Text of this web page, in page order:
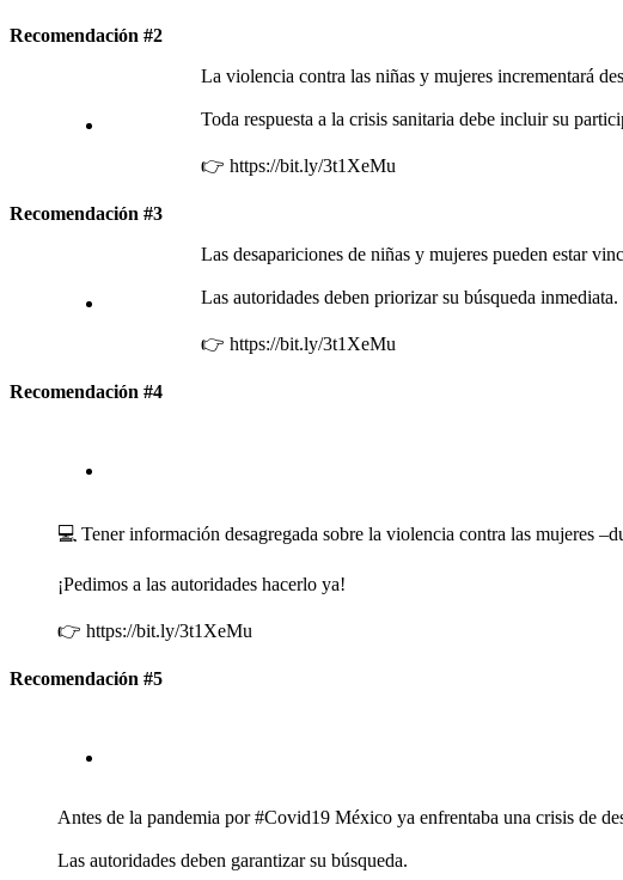
Recomendación #2
La violencia contra las niñas y mujeres incrementará
Toda respuesta a la crisis sanitaria debe incluir su
👉 https://bit.ly/3t1XeMu
Recomendación #3
Las desapariciones de niñas y mujeres pueden estar
Las autoridades deben priorizar su búsqueda inmediata.
👉 https://bit.ly/3t1XeMu
Recomendación #4
💻 Tener información desagregada sobre la violencia contra las mujeres
¡Pedimos a las autoridades hacerlo ya!
👉 https://bit.ly/3t1XeMu
Recomendación #5
Antes de la pandemia por #Covid19 México ya enfrentaba una crisis de
Las autoridades deben garantizar su búsqueda.